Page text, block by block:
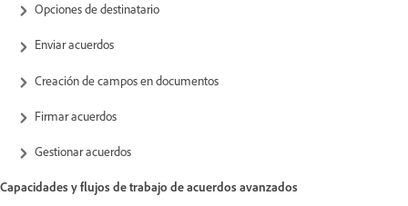
Opciones de destinatario
Enviar acuerdos
Creación de campos en documentos
Firmar acuerdos
Gestionar acuerdos
Capacidades y flujos de trabajo de acuerdos avanzados